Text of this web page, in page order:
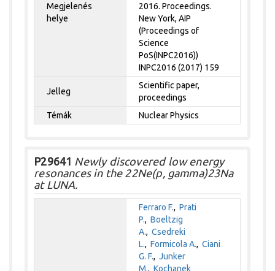
Megjelenés
helye
2016. Proceedings.
New York, AIP
(Proceedings of
Science
PoS(INPC2016))
INPC2016 (2017) 159
Jelleg
Scientific paper,
proceedings
Témák
Nuclear Physics
P29641 Newly discovered low energy
resonances in the 22Ne(p, gamma)23Na
at LUNA.
Ferraro F.,Prati
P.,Boeltzig
A.,Csedreki
L.,Formicola A.,Ciani
G. F.,Junker
M.,Kochanek